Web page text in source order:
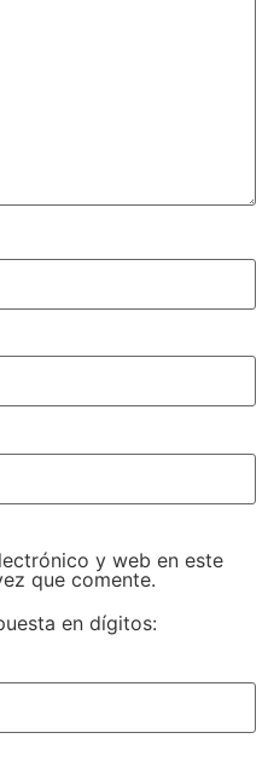
y web en este
que comente.
en dígitos: